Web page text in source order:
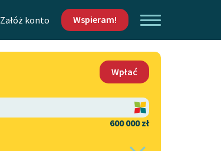
Załóż konto Wspieram!
Kontakt
O projekcie
Wpłać
600 000 zł